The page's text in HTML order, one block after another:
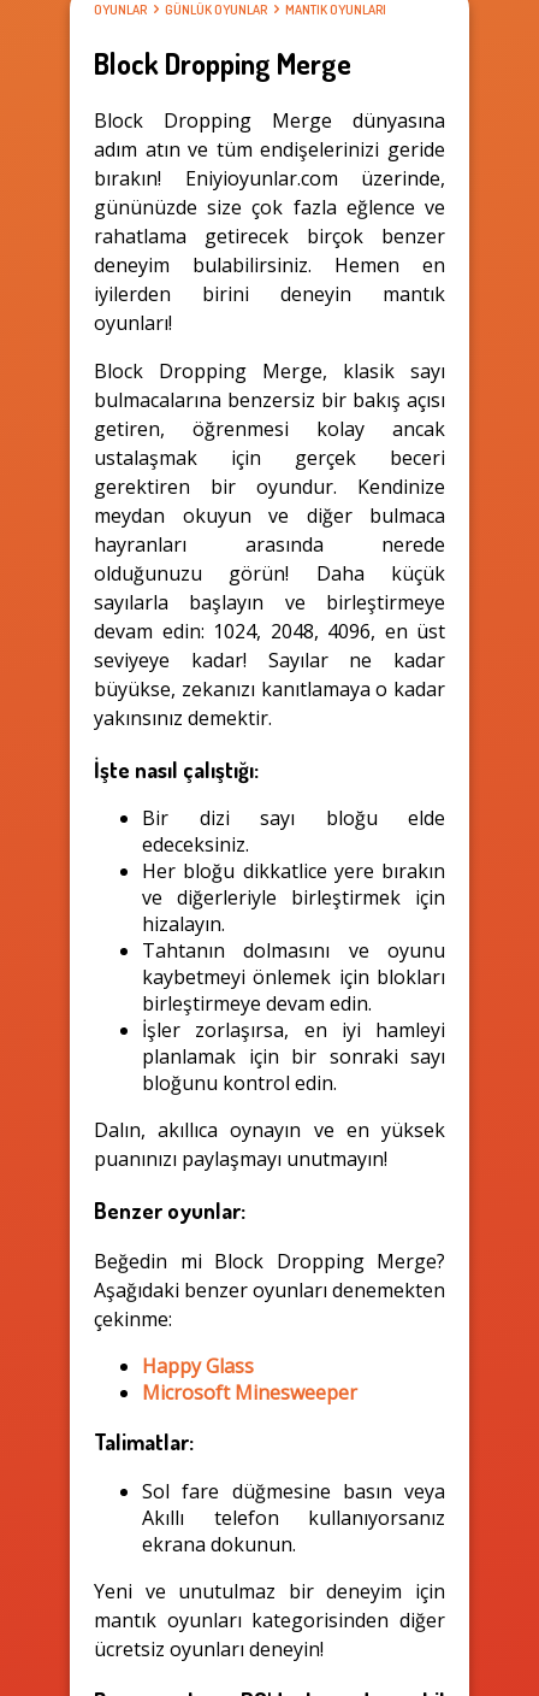
OYUNLAR GÜNLÜK OYUNLAR MANTIK OYUNLARI
Block Dropping Merge
Block Dropping Merge dünyasına
adım atın ve tüm endişelerinizi geride
bırakın! Eniyioyunlar.com üzerinde,
gününüzde size çok fazla eğlence ve
rahatlama getirecek birçok benzer
deneyim bulabilirsiniz. Hemen en
iyilerden birini deneyin mantık
oyunları!
Block Dropping Merge, klasik sayı
bulmacalarına benzersiz bir bakış açısı
getiren, öğrenmesi kolay ancak
ustalaşmak için gerçek beceri
gerektiren bir oyundur. Kendinize
meydan okuyun ve diğer bulmaca
hayranları arasında nerede
olduğunuzu görün! Daha küçük
sayılarla başlayın ve birleştirmeye
devam edin: 1024, 2048, 4096, en üst
seviyeye kadar! Sayılar ne kadar
büyükse, zekanızı kanıtlamaya o kadar
yakınsınız demektir.
İşte nasıl çalıştığı:
Bir dizi sayı bloğu elde
edeceksiniz.
Her bloğu dikkatlice yere bırakın
ve diğerleriyle birleştirmek için
hizalayın.
Tahtanın dolmasını ve oyunu
kaybetmeyi önlemek için blokları
birleştirmeye devam edin.
İşler zorlaşırsa, en iyi hamleyi
planlamak için bir sonraki sayı
bloğunu kontrol edin.
Dalın, akıllıca oynayın ve en yüksek
puanınızı paylaşmayı unutmayın!
Benzer oyunlar:
Beğedin mi Block Dropping Merge?
Aşağıdaki benzer oyunları denemekten
çekinme:
Happy Glass
Microsoft Minesweeper
Talimatlar:
Sol fare düğmesine basın veya
Akıllı telefon kullanıyorsanız
ekrana dokunun.
Yeni ve unutulmaz bir deneyim için
mantık oyunları kategorisinden diğer
ücretsiz oyunları deneyin!